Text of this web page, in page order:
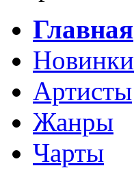
Главная
Новинки
Артисты
Жанры
Чарты